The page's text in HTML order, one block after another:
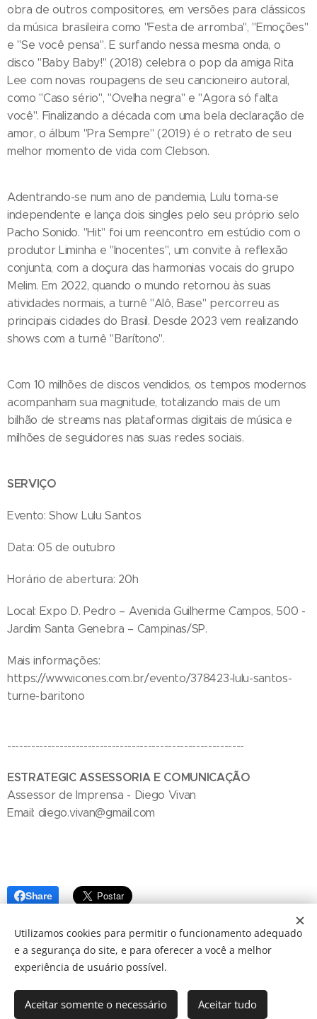
obra de outros compositores, em versões para clássicos
da música brasileira como "Festa de arromba", "Emoções"
e "Se você pensa". E surfando nessa mesma onda, o
disco "Baby Baby!" (2018) celebra o pop da amiga Rita
Lee com novas roupagens de seu cancioneiro autoral,
como "Caso sério", "Ovelha negra" e "Agora só falta
você". Finalizando a década com uma bela declaração de
amor, o álbum "Pra Sempre" (2019) é o retrato de seu
melhor momento de vida com Clebson.
Adentrando-se num ano de pandemia, Lulu torna-se
independente e lança dois singles pelo seu próprio selo
Pacho Sonido. "Hit" foi um reencontro em estúdio com o
produtor Liminha e "Inocentes", um convite à reflexão
conjunta, com a doçura das harmonias vocais do grupo
Melim. Em 2022, quando o mundo retornou às suas
atividades normais, a turnê "Alô, Base" percorreu as
principais cidades do Brasil. Desde 2023 vem realizando
shows com a turnê "Barítono".
Com 10 milhões de discos vendidos, os tempos modernos
acompanham sua magnitude, totalizando mais de um
bilhão de streams nas plataformas digitais de música e
milhões de seguidores nas suas redes sociais.
SERVIÇO
Evento: Show Lulu Santos
Data: 05 de outubro
Horário de abertura: 20h
Local: Expo D. Pedro – Avenida Guilherme Campos, 500 -
Jardim Santa Genebra – Campinas/SP.
Mais informações:
https://www.icones.com.br/evento/378423-lulu-santos-
turne-baritono
-----------------------------------------------------------
ESTRATEGIC ASSESSORIA E COMUNICAÇÃO
Assessor de Imprensa - Diego Vivan
Email: diego.vivan@gmail.com
Share
© 2024 JBarretos Eventos.
Utilizamos cookies para permitir o funcionamento adequado
e a segurança do site, e para oferecer a você a melhor
experiência de usuário possível.
Aceitar somente o necessário Aceitar tudo